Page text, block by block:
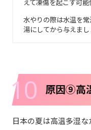
えて凍傷を起こす可能
水やりの際は水温を
湯にしてから与えまし
10 原因⑨高
日本の夏は高温多湿